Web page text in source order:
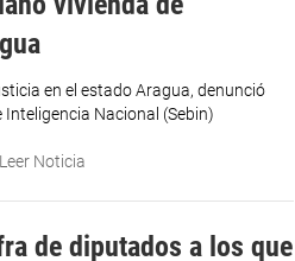
en el estado Aragua, denunció
Nacional (Sebin)
Leer Noticia
de diputados a los que